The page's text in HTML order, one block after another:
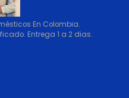
En Colombia.
Entrega 1 a 2 dias.